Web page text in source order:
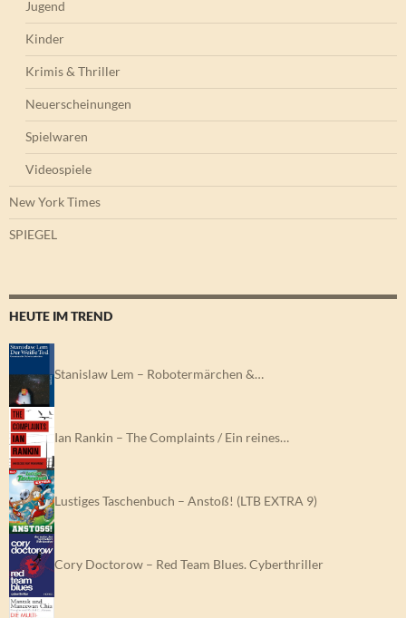
Jugend
Kinder
Krimis & Thriller
Neuerscheinungen
Spielwaren
Videospiele
New York Times
SPIEGEL
HEUTE IM TREND
Stanislaw Lem – Robotermärchen &…
Ian Rankin – The Complaints / Ein reines…
Lustiges Taschenbuch – Anstoß! (LTB EXTRA 9)
Cory Doctorow – Red Team Blues. Cyberthriller